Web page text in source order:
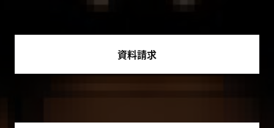
資料請求